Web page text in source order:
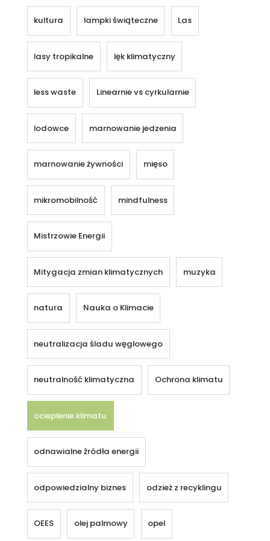
kultura lampki świąteczne Las
lasy tropikalne lęk klimatyczny
less waste Linearnie vs cyrkularnie
lodowce marnowanie jedzenia
marnowanie żywności mięso
mikromobilność mindfulness
Mistrzowie Energii
Mitygacja zmian klimatycznych muzyka
natura Nauka o Klimacie
neutralizacja śladu węglowego
neutralność klimatyczna Ochrona klimatu
ocieplenie klimatu
odnawialne źródła energii
odpowiedzialny biznes odzież z recyklingu
OEES olej palmowy opel